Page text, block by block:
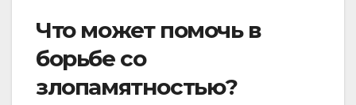
Что может помочь в
борьбе со
злопамятностью?